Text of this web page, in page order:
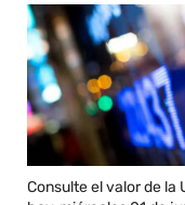
Consulte el valor de la